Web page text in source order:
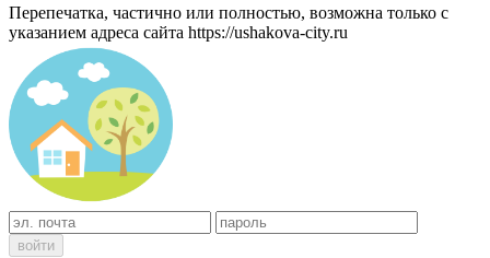
Перепечатка, частично или полностью, возможна только с
указанием адреса сайта https://ushakova-city.ru
войти